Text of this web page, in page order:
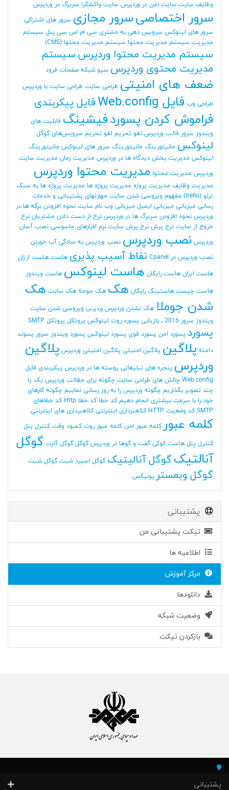
وظایف سایت سایت امن در وردپرس سایت واکشگرا سربرگ در وردپرس
سرور اختصاصیسرور مجازی سرور های اشتراکی
سرور های لینوکس سرویس دهی به مشتری سی ام اس سی پنل سیستم
مدیریت سیستم مدیریت محتوا سیستم مدیریت محتوا (CMS)
سیستم مدیریت محتوا وردپرس سیستم
مدیریت محتوی وردپرس سیو شبکه صفحات فرود
ضعف های امنیتی طراحی سایت طراحی سایت با وردپرس
طراحی وب فایل Web.config فایل پیکربندی
فراموش کردن پسوردفیشینگ قابلیت های
ویندوز سرور قالب وردپرس لغو تحریم لغو تحریم سرویس‌های گوگل
لینوکس مانیتورینگ مانیتورینگ سرور های لینوکس مانیتورینگ
لینوکس مدیریت بخش دیدگاه ها در وردپرس مدیریت زمان مدیریت سایت
وردپرس مدیریت محتوا مدیریت محتوا وردپرس
مدیریت وظایف مدیریت پروژه مدیریت پروژه ها مدیریت پروژه ها به سبک
ترلو (trello)
مفهوم ویروسی شدن سایت مهارتهای پشتیبانی و خدمات
رسانی میزبانی میزبانی ایمیل میزبانی وب نام سایت نحوه افزودن برگه ها در
وردپرس نحوه افزودن سربرگ ها در وردپرس نرخ از دست دادن مشتریان نرخ
خروج از سایت نرخ پرش نرخ پرش سایت نرم افزارهای جاسوسی نصب آسان
وردپرس نصب وردپرس نصب وردپرس به سادگي آب خوردن
نصب وردپرس در Cpanel
نقاط آسیب پذیری هاست هاست ارزان
هاست ایران هاست رایگان هاست لینوکس هاست ویندوز
هاست چیست هاستینگ رایگان هک هک جوملا هک سایت هک
شدن جوملا هک نشدن وردپرس وردپرس ویروسی شدن سایت
ویندوز سرور 2016
٬ بازیابی پسورد روت لینوکس پروتکل پروتکل SMTP
پسورد پسورد امن پسورد قوی پسورد لینوکس پسورد ویندوز سرور پسوند
دامنه پلاگین پلاگین امنیتی پلاگین امنیتی وردپرس پلاگین
وردپرس پنجره های تبلیغاتی پوسته ها در وردپرس پیکربندی فایل
Web.config چالش های طراحی سایت چگونه برای مطالب وردپرس یک یا
چند تصویر بگذاریم چگونه وردپرس را به روز رسانی نماییم چگونه کارهای
خود را با سرعت بیشتری انجام دهیم کد خطا کد خطا Http
کد خطاهای
SMTP کد وضعیت HTTP کلاهبرداری اینترنتی کلاهبرداری های اینترنتی
کلمه عبور کلمه عبور امن کلمه عبور روت کمبود وقت کنترل پنل
کنترل پنل هاست کوکی گفت و گوها در وردپرس گوگل گوگل آلرت گوگل
آنالتیکگوگل آنالیتیک گوگل اسپرد شیت گوگل شیت
گوگل وبمستر یونیکس
پشتیبانی
تیکت پشتیبانی من
اطلاعیه ها
مرکز آموزش
دانلودها
وضعیت شبکه
بازکردن تیکت
پشتیبانی